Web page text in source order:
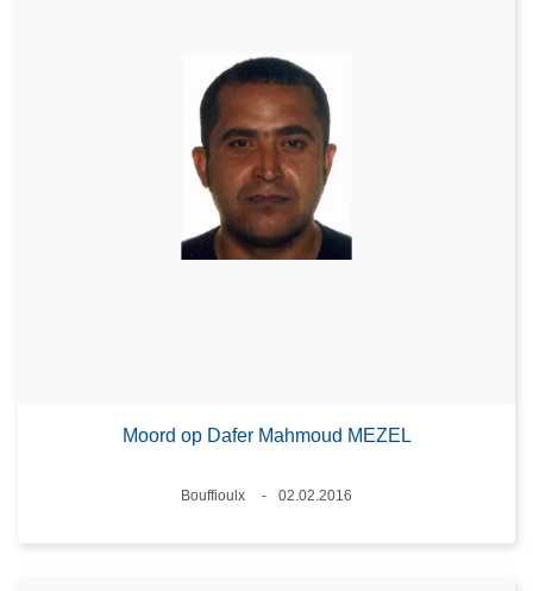
Moord op Dafer Mahmoud MEZEL
Plaats
Bouffioulx
02.02.2016